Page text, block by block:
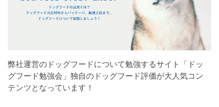
弊社運営のドッグフードについて勉強するサイト「ドッ
グフード勉強会」独自のドッグフード評価が大人気コン
テンツとなっています！